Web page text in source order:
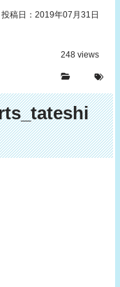
投稿日：2019年07月31日
248 views